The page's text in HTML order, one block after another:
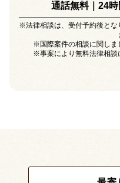
通話無料｜24
※法律相談は、受付予約後とな
※国際案件の相談に関しま
※事案により無料法律相談